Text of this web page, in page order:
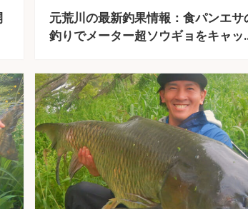
元荒川の最新釣果情報：食パンエサ
釣りでメーター超ソウギョをキャッ